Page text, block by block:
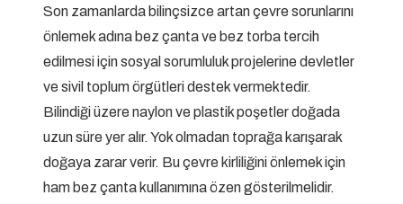
Son zamanlarda bilinçsizce artan çevre sorunlarını
önlemek adına bez çanta ve bez torba tercih
edilmesi için sosyal sorumluluk projelerine devletler
ve sivil toplum örgütleri destek vermektedir.
Bilindiği üzere naylon ve plastik poşetler doğada
uzun süre yer alır. Yok olmadan toprağa karışarak
doğaya zarar verir. Bu çevre kirliliğini önlemek için
ham bez çanta kullanımına özen gösterilmelidir.